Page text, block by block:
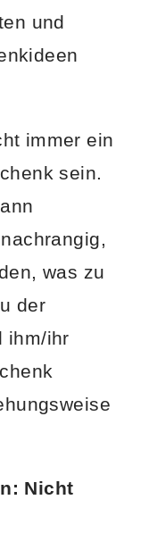
und
immer ein
sein.
was zu
der
ihm/ihr
Nicht